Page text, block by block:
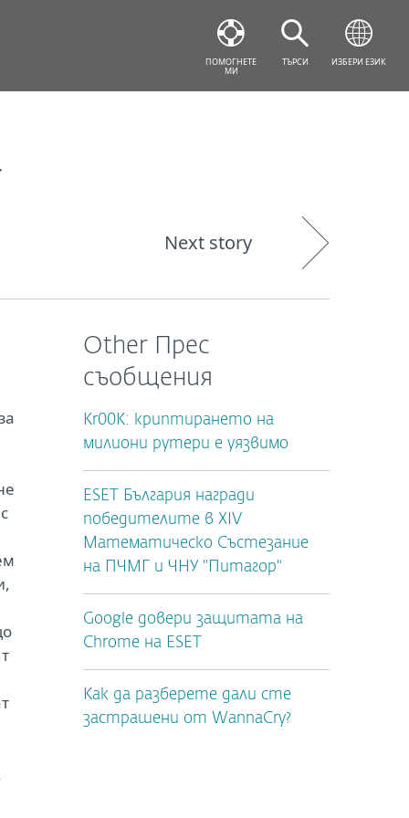
Next story
Other Прес
съобщения
Kr00K: криптирането на
милиони рутери е уязвимо
ESET България награди
победителите в XIV
Математическо Състезание
на ПЧМГ и ЧНУ "Питагор"
Google довери защитата на
Chrome на ESET
Как да разберете дали сте
застрашени от WannaCry?
ПОМОГНЕТЕ
МИ
ТЪРСИ ИЗБЕРИ ЕЗИК